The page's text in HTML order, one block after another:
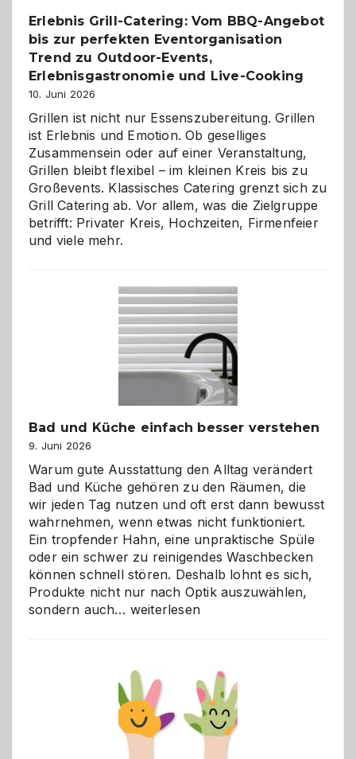
Erlebnis Grill-Catering: Vom BBQ-Angebot
bis zur perfekten Eventorganisation
Trend zu Outdoor-Events,
Erlebnisgastronomie und Live-Cooking
10. Juni 2026
Grillen ist nicht nur Essenszubereitung. Grillen
ist Erlebnis und Emotion. Ob geselliges
Zusammensein oder auf einer Veranstaltung,
Grillen bleibt flexibel – im kleinen Kreis bis zu
Großevents. Klassisches Catering grenzt sich zu
Grill Catering ab. Vor allem, was die Zielgruppe
betrifft: Privater Kreis, Hochzeiten, Firmenfeier
und viele mehr.
Bad und Küche einfach besser verstehen
9. Juni 2026
Warum gute Ausstattung den Alltag verändert
Bad und Küche gehören zu den Räumen, die
wir jeden Tag nutzen und oft erst dann bewusst
wahrnehmen, wenn etwas nicht funktioniert.
Ein tropfender Hahn, eine unpraktische Spüle
oder ein schwer zu reinigendes Waschbecken
können schnell stören. Deshalb lohnt es sich,
Produkte nicht nur nach Optik auszuwählen,
sondern auch… Bad
besser
verstehen
weiterlesen